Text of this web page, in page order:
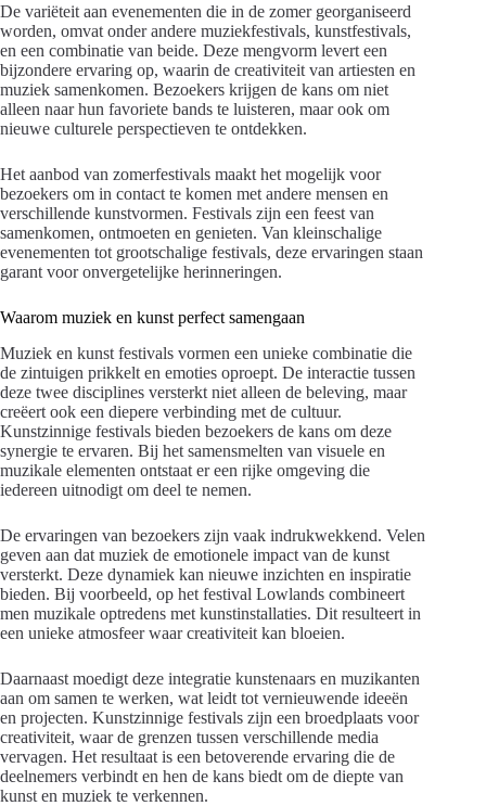
De variëteit aan evenementen die in de zomer georganiseerd
worden, omvat onder andere muziekfestivals, kunstfestivals,
en een combinatie van beide. Deze mengvorm levert een
bijzondere ervaring op, waarin de creativiteit van artiesten en
muziek samenkomen. Bezoekers krijgen de kans om niet
alleen naar hun favoriete bands te luisteren, maar ook om
nieuwe culturele perspectieven te ontdekken.
Het aanbod van zomerfestivals maakt het mogelijk voor
bezoekers om in contact te komen met andere mensen en
verschillende kunstvormen. Festivals zijn een feest van
samenkomen, ontmoeten en genieten. Van kleinschalige
evenementen tot grootschalige festivals, deze ervaringen staan
garant voor onvergetelijke herinneringen.
Waarom muziek en kunst perfect samengaan
Muziek en kunst festivals vormen een unieke combinatie die
de zintuigen prikkelt en emoties oproept. De interactie tussen
deze twee disciplines versterkt niet alleen de beleving, maar
creëert ook een diepere verbinding met de cultuur.
Kunstzinnige festivals bieden bezoekers de kans om deze
synergie te ervaren. Bij het samensmelten van visuele en
muzikale elementen ontstaat er een rijke omgeving die
iedereen uitnodigt om deel te nemen.
De ervaringen van bezoekers zijn vaak indrukwekkend. Velen
geven aan dat muziek de emotionele impact van de kunst
versterkt. Deze dynamiek kan nieuwe inzichten en inspiratie
bieden. Bij voorbeeld, op het festival Lowlands combineert
men muzikale optredens met kunstinstallaties. Dit resulteert in
een unieke atmosfeer waar creativiteit kan bloeien.
Daarnaast moedigt deze integratie kunstenaars en muzikanten
aan om samen te werken, wat leidt tot vernieuwende ideeën
en projecten. Kunstzinnige festivals zijn een broedplaats voor
creativiteit, waar de grenzen tussen verschillende media
vervagen. Het resultaat is een betoverende ervaring die de
deelnemers verbindt en hen de kans biedt om de diepte van
kunst en muziek te verkennen.